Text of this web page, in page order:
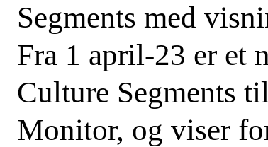
Segments med
Fra 1 april-23 er et
Culture Segments
Monitor, og viser